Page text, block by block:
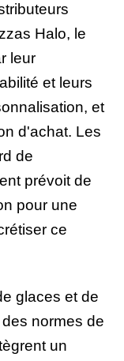
Halo, le
leur
et leurs
et
d'achat. Les
de
prévoit de
pour une
ce
glaces et de
normes de
un